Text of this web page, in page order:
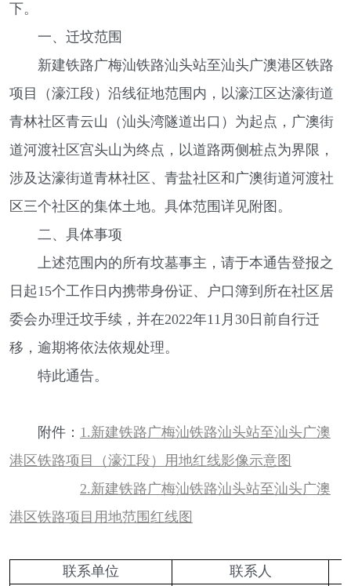
下。
一、迁坟范围
新建铁路广梅汕铁路汕头站至汕头广澳港区铁路
项目（濠江段）沿线征地范围内，以濠江区达濠街道
青林社区青云山（汕头湾隧道出口）为起点，广澳街
道河渡社区宫头山为终点，以道路两侧桩点为界限，
涉及达濠街道青林社区、青盐社区和广澳街道河渡社
区三个社区的集体土地。具体范围详见附图。
二、具体事项
上述范围内的所有坟墓事主，请于本通告登报之
日起15个工作日内携带身份证、户口簿到所在社区居
委会办理迁坟手续，并在2022年11月30日前自行迁
移，逾期将依法依规处理。
特此通告。
附件： 1.新建铁路广梅汕铁路汕头站至汕头广澳
港区铁路项目（濠江段）用地红线影像示意图
2.新建铁路广梅汕铁路汕头站至汕头广澳
港区铁路项目用地范围红线图
联系单位
联系人